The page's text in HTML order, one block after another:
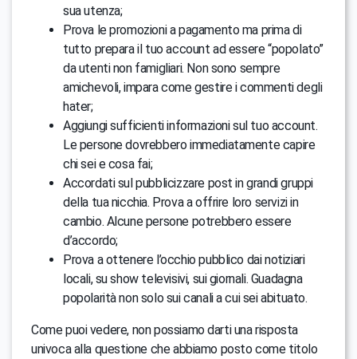
sua utenza;
Prova le promozioni a pagamento ma prima di
tutto prepara il tuo account ad essere “popolato”
da utenti non famigliari. Non sono sempre
amichevoli, impara come gestire i commenti degli
hater;
Aggiungi sufficienti informazioni sul tuo account.
Le persone dovrebbero immediatamente capire
chi sei e cosa fai;
Accordati sul pubblicizzare post in grandi gruppi
della tua nicchia. Prova a offrire loro servizi in
cambio. Alcune persone potrebbero essere
d’accordo;
Prova a ottenere l’occhio pubblico dai notiziari
locali, su show televisivi, sui giornali. Guadagna
popolarità non solo sui canali a cui sei abituato.
Come puoi vedere, non possiamo darti una risposta
univoca alla questione che abbiamo posto come titolo